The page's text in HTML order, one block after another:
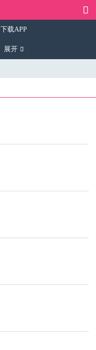
下载APP
展开